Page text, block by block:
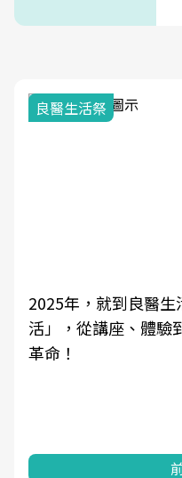
良醫生活祭
2025年，就到良醫
活」，從講座、體驗
革命！